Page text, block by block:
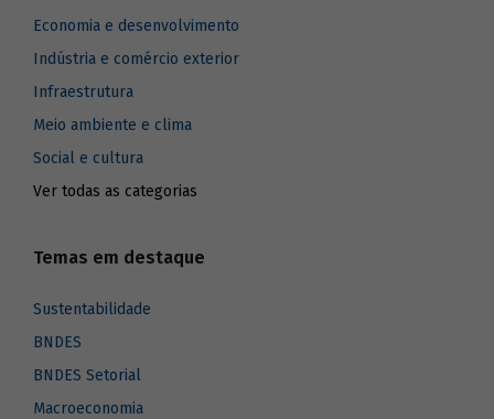
Economia e desenvolvimento
Indústria e comércio exterior
Infraestrutura
Meio ambiente e clima
Social e cultura
Ver todas as categorias
Temas em destaque
Sustentabilidade
BNDES
BNDES Setorial
Macroeconomia